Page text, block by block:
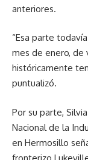
anteriores.
“Esa parte
mes de enero, de
históricamente
puntualizó.
Por su parte,
Nacional de la
en Hermosillo